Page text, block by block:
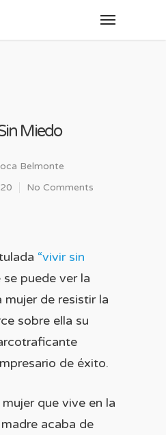
Miedo
Belmonte
No Comments
“vivir sin
se puede ver la
mujer de resistir la
sobre ella su
de éxito.
que vive en la
acaba de